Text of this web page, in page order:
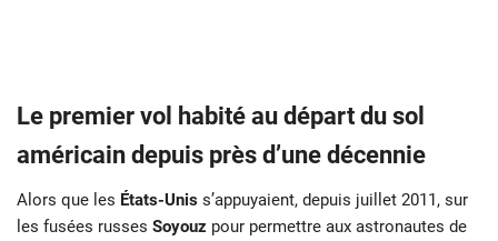
Le premier vol habité au départ du sol
américain depuis près d’une décennie
Alors que les États-Unis s’appuyaient, depuis juillet 2011, sur
les fusées russes Soyouz pour permettre aux astronautes de